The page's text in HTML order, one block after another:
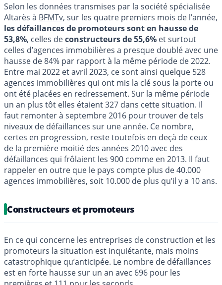
Selon les données transmises par la société spécialisée
Altarès à BFMTv, sur les quatre premiers mois de l’année,
les défaillances de promoteurs sont en hausse de
53,8%, celles deconstructeurs de 55,6% et surtout
celles d’agences immobilières a presque doublé avec une
hausse de 84% par rapport à la même période de 2022.
Entre mai 2022 et avril 2023, ce sont ainsi quelque 528
agences immobilières qui ont mis la clé sous la porte ou
ont été placées en redressement. Sur la même période
un an plus tôt elles étaient 327 dans cette situation. Il
faut remonter à septembre 2016 pour trouver de tels
niveaux de défaillances sur une année. Ce nombre,
certes en progression, reste toutefois en deçà de ceux
de la première moitié des années 2010 avec des
défaillances qui frôlaient les 900 comme en 2013. Il faut
rappeler en outre que le pays compte plus de 40.000
agences immobilières, soit 10.000 de plus qu’il y a 10 ans.
Constructeurs et promoteurs
En ce qui concerne les entreprises de construction et les
promoteurs la situation est inquiétante, mais moins
catastrophique qu’anticipée. Le nombre de défaillances
est en forte hausse sur un an avec 696 pour les